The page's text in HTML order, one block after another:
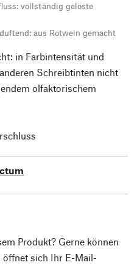
vollständig gelöste
aus Rotwein gemacht
in Farbintensität und
Schreibtinten nicht
olfaktorischem
Produkt? Gerne können
öffnet sich Ihr E-Mail-